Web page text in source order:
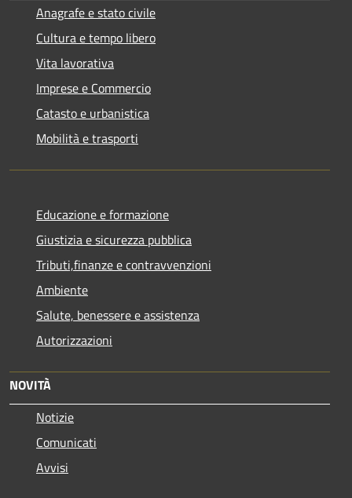
Anagrafe e stato civile
Cultura e tempo libero
Vita lavorativa
Imprese e Commercio
Catasto e urbanistica
Mobilità e trasporti
Educazione e formazione
Giustizia e sicurezza pubblica
Tributi,finanze e contravvenzioni
Ambiente
Salute, benessere e assistenza
Autorizzazioni
NOVITÀ
Notizie
Comunicati
Avvisi